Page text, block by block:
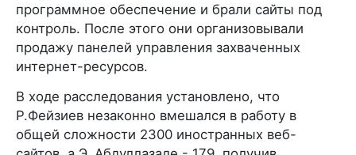
программное обеспечение и брали сайты под
контроль. После этого они организовывали
продажу панелей управления захваченных
интернет-ресурсов.
В ходе расследования установлено, что
Р.Фейзиев незаконно вмешался в работу в
общей сложности 2300 иностранных веб-